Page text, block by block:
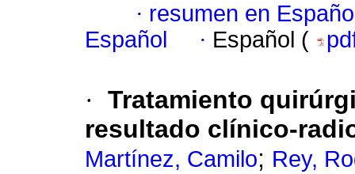
· resumen en
Español
· Español (
· Tratamiento
resultado clínico-
Martínez, Camilo; Rey,